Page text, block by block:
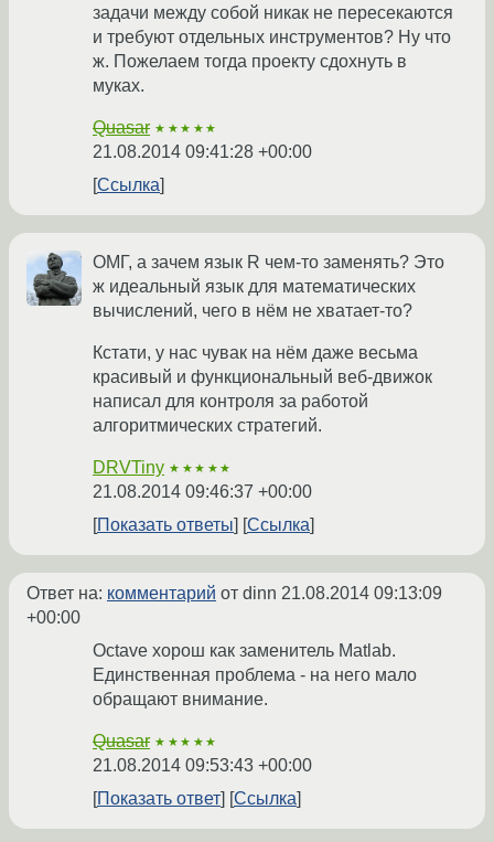
задачи между собой никак не пересекаются
и требуют отдельных инструментов? Ну что
ж. Пожелаем тогда проекту сдохнуть в
муках.
Quasar ★★★★★
21.08.2014 09:41:28 +00:00
Ссылка
ОМГ, а зачем язык R чем-то заменять? Это
ж идеальный язык для математических
вычислений, чего в нём не хватает-то?
Кстати, у нас чувак на нём даже весьма
красивый и функциональный веб-движок
написал для контроля за работой
алгоритмических стратегий.
DRVTiny ★★★★★
21.08.2014 09:46:37 +00:00
Показать ответы
Ссылка
Ответ на: комментарий от dinn 21.08.2014 09:13:09
+00:00
Octave хорош как заменитель Matlab.
Единственная проблема - на него мало
обращают внимание.
Quasar ★★★★★
21.08.2014 09:53:43 +00:00
Показать ответ
Ссылка